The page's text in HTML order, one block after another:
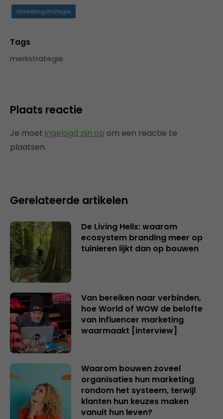
Marketingstrategie
Tags
merkstrategie
Plaats reactie
Je moet ingelogd zijn op om een reactie te
plaatsen.
Gerelateerde artikelen
De Living Helix: waarom
ecosystem branding meer op
tuinieren lijkt dan op bouwen
Van bereiken naar verbinden,
hoe World of WOW de belofte
van influencer marketing
waarmaakt [interview]
Waarom bouwen zoveel
organisaties hun marketing
rondom het systeem, terwijl
klanten hun keuzes maken
vanuit hun leven?